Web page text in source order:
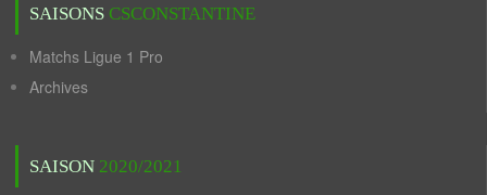
SAISONS CSCONSTANTINE
Matchs Ligue 1 Pro
Archives
SAISON 2020/2021